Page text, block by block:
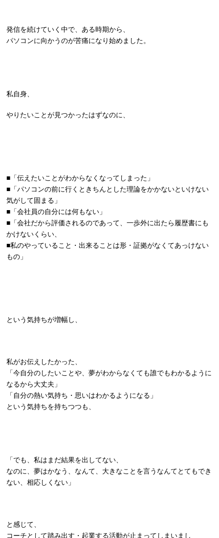
発信を続けていく中で、ある時期から、
パソコンに向かうのが苦痛になり始めました。
私自身、
やりたいことが見つかったはずなのに、
■「伝えたいことがわからなくなってしまった」
■「パソコンの前に行くときちんとした理論をかかないといけない
気がして固まる」
■「会社員の自分には何もない」
■「会社だから評価されるのであって、一歩外に出たら履歴書にも
かけないくらい、
■私のやっていること・出来ることは形・証拠がなくてあっけない
もの」
という気持ちが増幅し、
私がお伝えしたかった、
「今自分のしたいことや、夢がわからなくても誰でもわかるように
なるから大丈夫」
「自分の熱い気持ち・思いはわかるようになる」
という気持ちを持ちつつも、
「でも、私はまだ結果を出してない、
なのに、夢はかなう、なんて、大きなことを言うなんてとてもでき
ない、相応しくない」
と感じて、
コーチとして踏み出す・起業する活動が止まってしまいまし